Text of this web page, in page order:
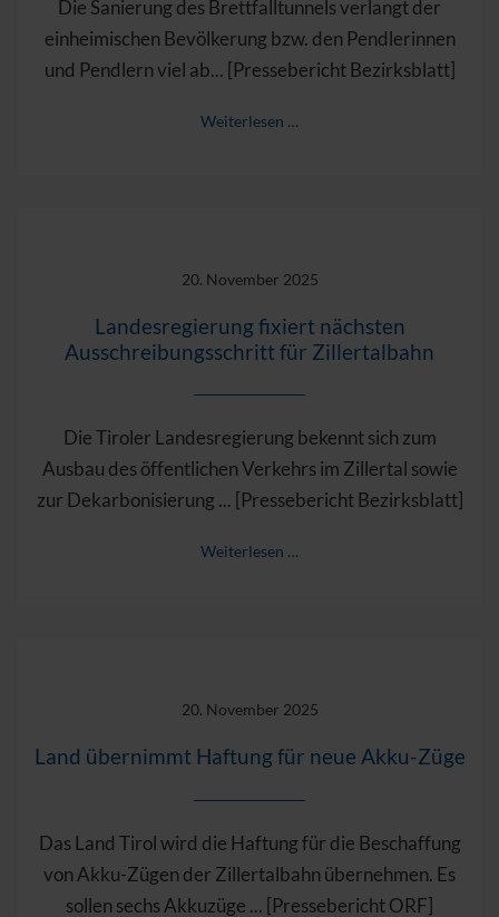
Die Sanierung des Brettfalltunnels verlangt der
einheimischen Bevölkerung bzw. den Pendlerinnen
und Pendlern viel ab... [Pressebericht Bezirksblatt]
Weiterlesen …
20. November 2025
Landesregierung fixiert nächsten
Ausschreibungsschritt für Zillertalbahn
Die Tiroler Landesregierung bekennt sich zum
Ausbau des öffentlichen Verkehrs im Zillertal sowie
zur Dekarbonisierung ... [Pressebericht Bezirksblatt]
Weiterlesen …
20. November 2025
Land übernimmt Haftung für neue Akku-Züge
Das Land Tirol wird die Haftung für die Beschaffung
von Akku-Zügen der Zillertalbahn übernehmen. Es
sollen sechs Akkuzüge ... [Pressebericht ORF]